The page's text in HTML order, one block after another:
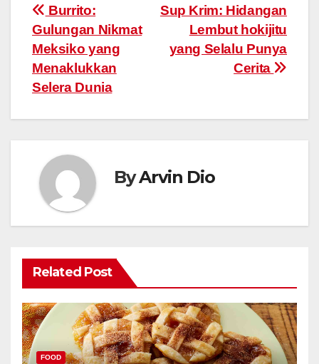
Post
navigation
Sup Krim: Hidangan
Lembut hokijitu
yang Selalu Punya
Cerita
Burrito:
Gulungan Nikmat
Meksiko yang
Menaklukkan
Selera Dunia
ByArvin Dio
Related Post
FOOD